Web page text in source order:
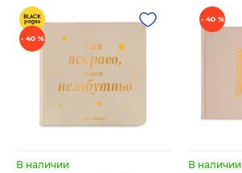
- 40 %
В наличии
- 40 %
В наличии